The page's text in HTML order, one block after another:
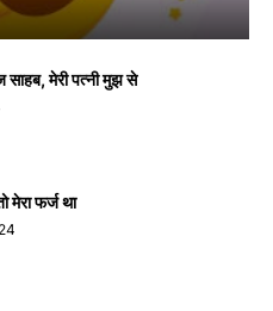
मेरी पत्नी मुझ से
मेरा फर्ज था